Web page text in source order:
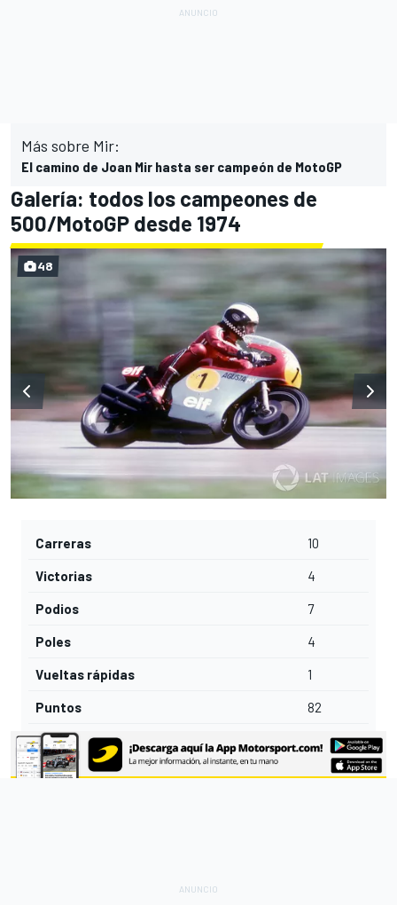
Más sobre Mir:
El camino de Joan Mir hasta ser campeón de MotoGP
Galería: todos los campeones de
500/MotoGP desde 1974
Carreras 10
Victorias 4
Podios 7
Poles 4
Vueltas rápidas 1
Puntos 82
48